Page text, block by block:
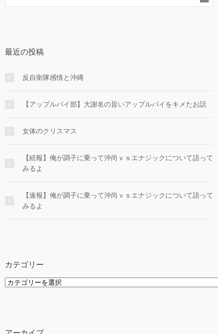
最近の投稿
反自衛隊感情と沖縄
【アップルパイ部】大謝名の旨いアップルパイをキメたお話
女体のクリスマス
【続報】俺が調子に乗って沖尚ｖｓエナジックについて語って
みるよ
【速報】俺が調子に乗って沖尚ｖｓエナジックについて語って
みるよ
カテゴリー
カ